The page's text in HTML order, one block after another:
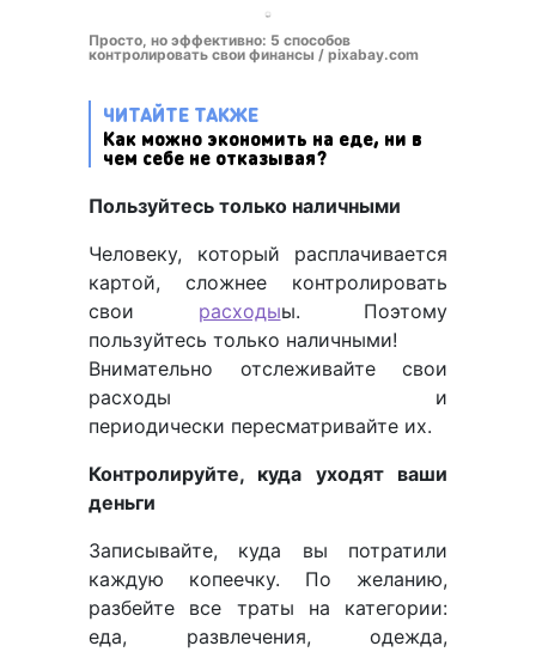
Просто, но эффективно: 5 способов
контролировать свои финансы / pixabay.com
ЧИТАЙТЕ ТАКЖЕ
Как можно экономить на еде, ни в
чем себе не отказывая?
Пользуйтесь только наличными
Человеку, который расплачивается
картой, сложнее контролировать
свои расходыы. Поэтому
пользуйтесь только наличными!
Внимательно отслеживайте свои
расходы и
периодически пересматривайте их.
Контролируйте, куда уходят ваши
деньги
Записывайте, куда вы потратили
каждую копеечку. По желанию,
разбейте все траты на категории:
еда, развлечения, одежда,